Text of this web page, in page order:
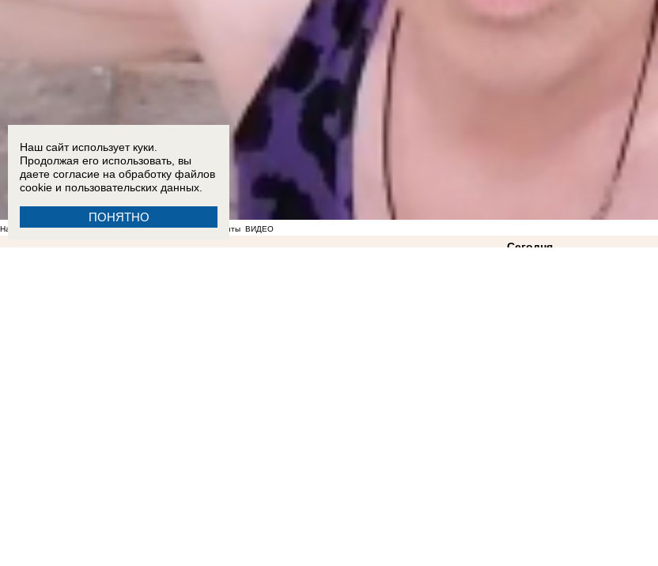
На фоне отсутствия воды в Мелитополе появились спекулянты ВИДЕО
Сегодня
Наш сайт использует куки.
Продолжая его использовать, вы
даете согласие на обработку файлов
cookie и пользовательских данных.
ПОНЯТНО